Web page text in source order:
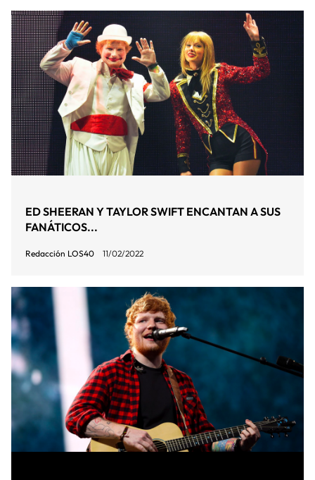
ED SHEERAN Y TAYLOR SWIFT ENCANTAN A SUS
FANÁTICOS...
Redacción LOS40 11/02/2022